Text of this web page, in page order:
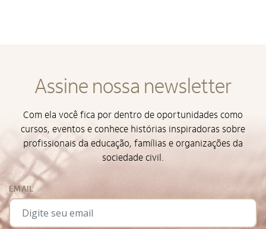
Assine nossa newsletter
Com ela você fica por dentro de oportunidades como
cursos, eventos e conhece histórias inspiradoras sobre
profissionais da educação, famílias e organizações da
sociedade civil.
EMAIL